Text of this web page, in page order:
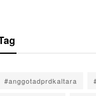
#anggotadprdkaltara